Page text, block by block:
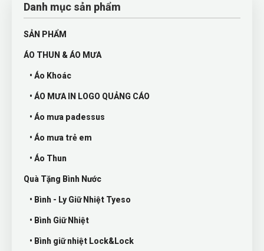
Danh mục sản phẩm
SẢN PHẨM
ÁO THUN & ÁO MƯA
• Áo Khoác
• ÁO MƯA IN LOGO QUẢNG CÁO
• Áo mưa padessus
• Áo mưa trẻ em
• Áo Thun
Quà Tặng Bình Nước
• Bình - Ly Giữ Nhiệt Tyeso
• Bình Giữ Nhiệt
• Bình giữ nhiệt Lock&Lock